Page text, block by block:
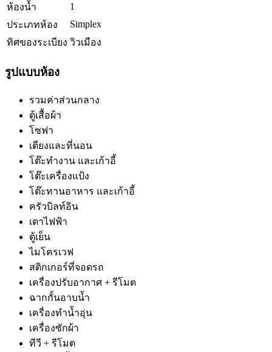
ห้องน้ำ
1
ประเภทห้อง
Simplex
ทิศของระเบียง วิวเมือง
รูปแบบห้อง
รวมค่าส่วนกลาง
ตู้เสื้อผ้า
โซฟา
เตียงและที่นอน
โต๊ะทำงาน และเก้าอี้
โต๊ะเครื่องแป้ง
โต๊ะทานอาหาร และเก้าอี้
ครัวบิลท์อิน
เตาไฟฟ้า
ตู้เย็น
ไมโครเวฟ
สติกเกอร์ที่จอดรถ
เครื่องปรับอากาศ + รีโมต
ฉากกั้นอาบน้ำ
เครื่องทำน้ำอุ่น
เครื่องซักผ้า
ทีวี + รีโมต